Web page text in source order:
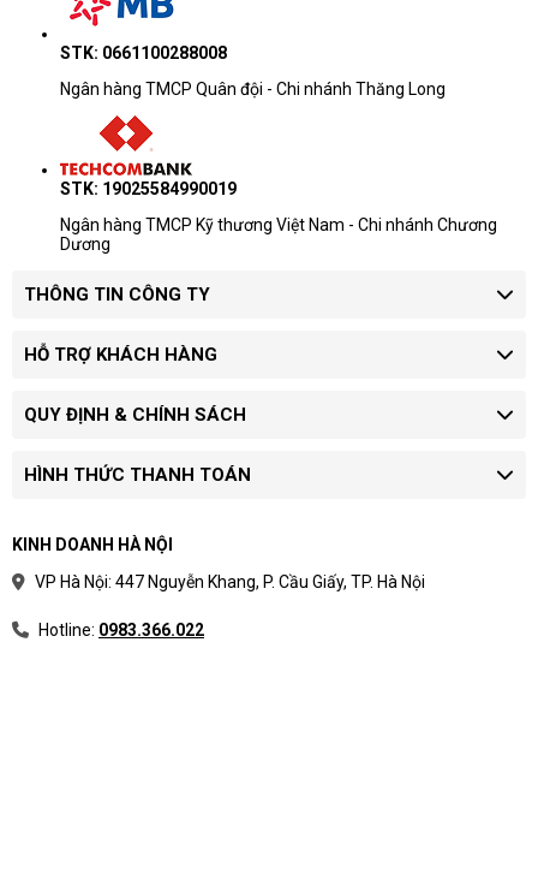
STK: 0661100288008
Ngân hàng TMCP Quân đội - Chi nhánh Thăng Long
STK: 19025584990019
Ngân hàng TMCP Kỹ thương Việt Nam - Chi nhánh Chương
Dương
THÔNG TIN CÔNG TY
HỖ TRỢ KHÁCH HÀNG
QUY ĐỊNH & CHÍNH SÁCH
HÌNH THỨC THANH TOÁN
KINH DOANH HÀ NỘI
VP Hà Nội: 447 Nguyễn Khang, P. Cầu Giấy, TP. Hà Nội
Hotline: 0983.366.022